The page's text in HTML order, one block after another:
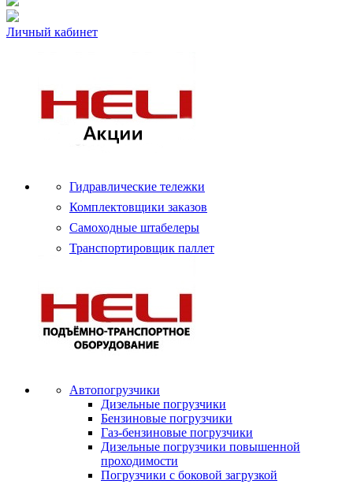
Личный кабинет
Гидравлические тележки
Комплектовщики заказов
Самоходные штабелеры
Транспортировщик паллет
Автопогрузчики
Дизельные погрузчики
Бензиновые погрузчики
Газ-бензиновые погрузчики
Дизельные погрузчики повышенной
проходимости
Погрузчики с боковой загрузкой